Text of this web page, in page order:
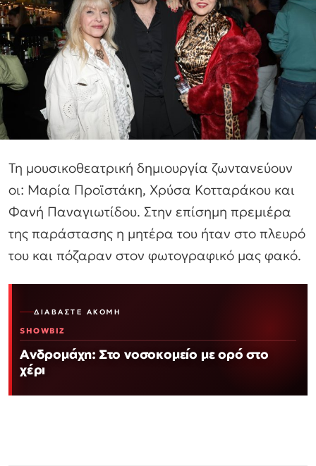
Τη μουσικοθεατρική δημιουργία ζωντανεύουν
οι: Μαρία Προϊστάκη, Χρύσα Κοτταράκου και
Φανή Παναγιωτίδου. Στην επίσημη πρεμιέρα
της παράστασης η μητέρα του ήταν στο πλευρό
του και πόζαραν στον φωτογραφικό μας φακό.
ΔΙΑΒΆΣΤΕ ΑΚΌΜΗ
SHOWBIZ
Ανδρομάχη: Στο νοσοκομείο με ορό στο
χέρι